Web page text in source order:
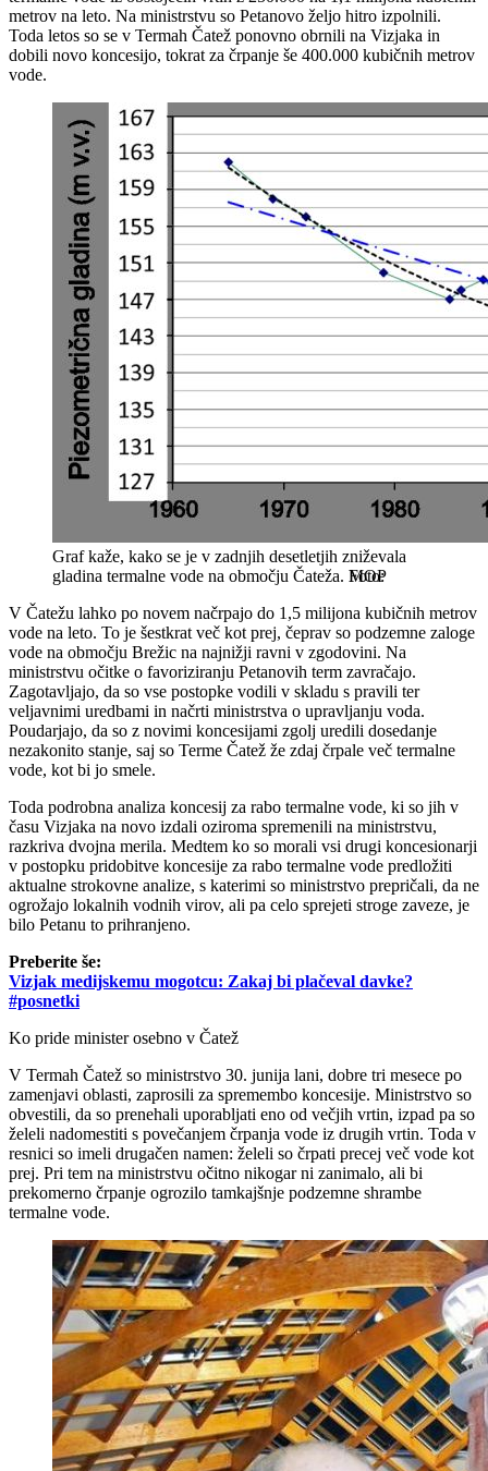
metrov na leto. Na ministrstvu so Petanovo željo hitro izpolnili.
Toda letos so se v Termah Čatež ponovno obrnili na Vizjaka in
dobili novo koncesijo, tokrat za črpanje še 400.000 kubičnih metrov
vode.
Graf kaže, kako se je v zadnjih desetletjih zniževala
gladina termalne vode na območju Čateža. MOP
V Čatežu lahko po novem načrpajo do 1,5 milijona kubičnih metrov
vode na leto. To je šestkrat več kot prej, čeprav so podzemne zaloge
vode na območju Brežic na najnižji ravni v zgodovini. Na
ministrstvu očitke o favoriziranju Petanovih term zavračajo.
Zagotavljajo, da so vse postopke vodili v skladu s pravili ter
veljavnimi uredbami in načrti ministrstva o upravljanju voda.
Poudarjajo, da so z novimi koncesijami zgolj uredili dosedanje
nezakonito stanje, saj so Terme Čatež že zdaj črpale več termalne
vode, kot bi jo smele.
Toda podrobna analiza koncesij za rabo termalne vode, ki so jih v
času Vizjaka na novo izdali oziroma spremenili na ministrstvu,
razkriva dvojna merila. Medtem ko so morali vsi drugi koncesionarji
v postopku pridobitve koncesije za rabo termalne vode predložiti
aktualne strokovne analize, s katerimi so ministrstvo prepričali, da ne
ogrožajo lokalnih vodnih virov, ali pa celo sprejeti stroge zaveze, je
bilo Petanu to prihranjeno.
Preberite še:
Vizjak medijskemu mogotcu: Zakaj bi plačeval davke?
#posnetki
Ko pride minister osebno v Čatež
V Termah Čatež so ministrstvo 30. junija lani, dobre tri mesece po
zamenjavi oblasti, zaprosili za spremembo koncesije. Ministrstvo so
obvestili, da so prenehali uporabljati eno od večjih vrtin, izpad pa so
želeli nadomestiti s povečanjem črpanja vode iz drugih vrtin. Toda v
resnici so imeli drugačen namen: želeli so črpati precej več vode kot
prej. Pri tem na ministrstvu očitno nikogar ni zanimalo, ali bi
prekomerno črpanje ogrozilo tamkajšnje podzemne shrambe
termalne vode.